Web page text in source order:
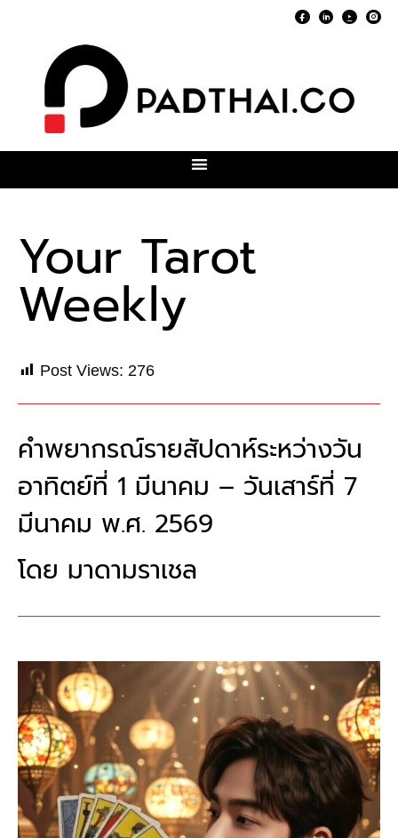
Your Tarot
Weekly
Post Views: 276
คำพยากรณ์รายสัปดาห์ระหว่างวัน
อาทิตย์ที่ 1 มีนาคม – วันเสาร์ที่​ 7
มีนาคม พ.ศ. 2569
โดย​ มาดามราเชล